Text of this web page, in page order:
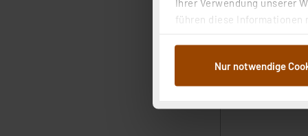
führen diese Informationen
Weiterverarbeitung für die
Abs.1a DSG-VO) zu. Eine
ganz oder teilweise
Nur notwendige